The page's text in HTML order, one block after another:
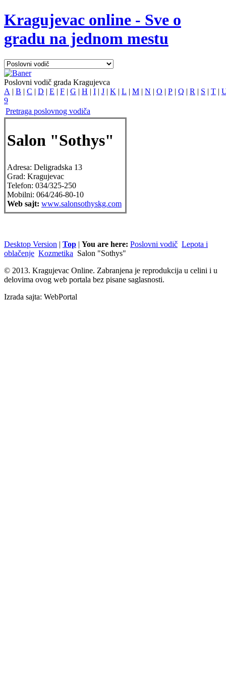
Kragujevac online - Sve o
gradu na jednom mestu
Poslovni vodič grada Kragujevca
A | B | C | D | E | F | G | H | I | J | K | L | M | N | O | P | Q | R | S | T |
9
Pretraga poslovnog vodiča
Salon "Sothys"
Adresa: Deligradska 13
Grad: Kragujevac
Telefon: 034/325-250
Mobilni: 064/246-80-10
Web sajt: www.salonsothyskg.com
Desktop Version | Top | You are here: Poslovni vodič Lepota i
oblačenje Kozmetika Salon "Sothys"
© 2013. Kragujevac Online. Zabranjena je reprodukcija u celini i u
delovima ovog web portala bez pisane saglasnosti.
Izrada sajta: WebPortal